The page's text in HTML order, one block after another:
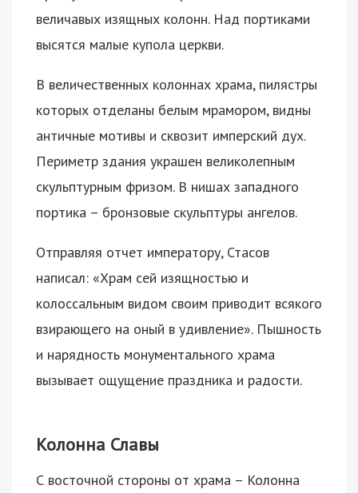
величавых изящных колонн. Над портиками
высятся малые купола церкви.
В величественных колоннах храма, пилястры
которых отделаны белым мрамором, видны
античные мотивы и сквозит имперский дух.
Периметр здания украшен великолепным
скульптурным фризом. В нишах западного
портика – бронзовые скульптуры ангелов.
Отправляя отчет императору, Стасов
написал: «Храм сей изящностью и
колоссальным видом своим приводит всякого
взирающего на оный в удивление». Пышность
и нарядность монументального храма
вызывает ощущение праздника и радости.
Колонна Славы
С восточной стороны от храма – Колонна